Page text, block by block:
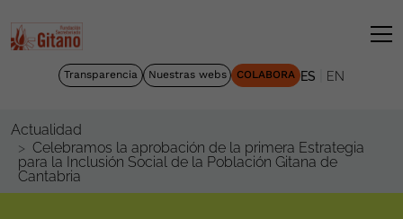
Transparencia Nuestras webs COLABORA ES EN
Actualidad
Celebramos la aprobación de la primera Estrategia
para la Inclusión Social de la Población Gitana de
Cantabria